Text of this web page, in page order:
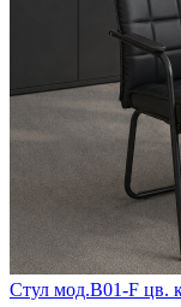
Стул мод.B01-F цв.